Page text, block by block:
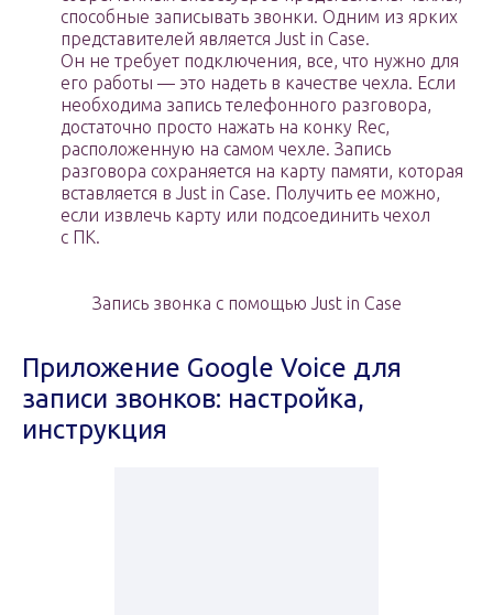
способные записывать звонки. Одним из ярких
представителей является Just in Case.
Он не требует подключения, все, что нужно для
его работы — это надеть в качестве чехла. Если
необходима запись телефонного разговора,
достаточно просто нажать на конку Rec,
расположенную на самом чехле. Запись
разговора сохраняется на карту памяти, которая
вставляется в Just in Case. Получить ее можно,
если извлечь карту или подсоединить чехол
с ПК.
Запись звонка с помощью Just in Case
Приложение Google Voice для
записи звонков: настройка,
инструкция